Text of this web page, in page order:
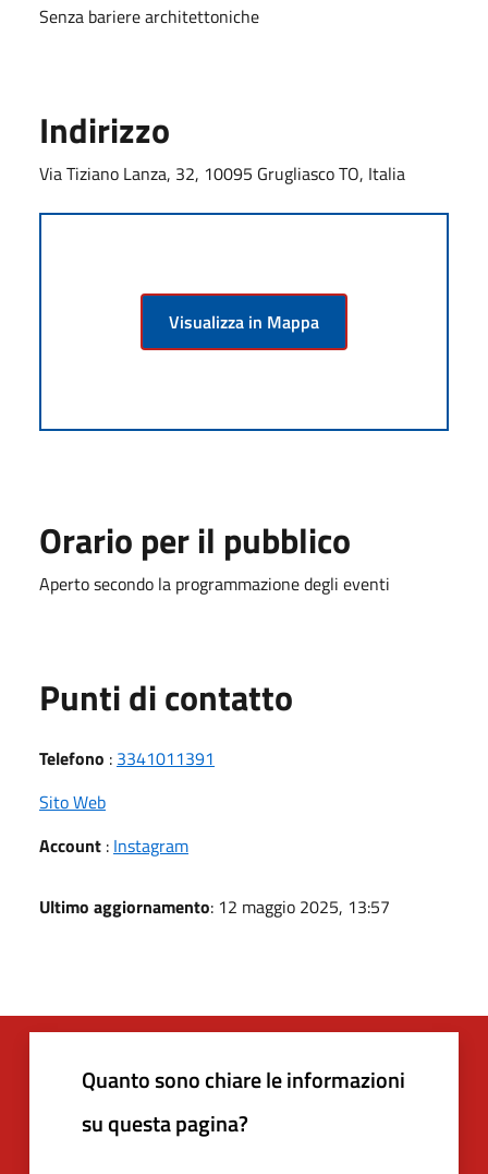
Senza bariere architettoniche
Indirizzo
Via Tiziano Lanza, 32, 10095 Grugliasco TO, Italia
Visualizza in Mappa
Orario per il pubblico
Aperto secondo la programmazione degli eventi
Punti di contatto
Telefono : 3341011391
Sito Web
Account : Instagram
Ultimo aggiornamento: 12 maggio 2025, 13:57
Quanto sono chiare le informazioni
su questa pagina?